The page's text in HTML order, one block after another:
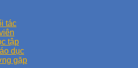
tác
tập
dục
gặp